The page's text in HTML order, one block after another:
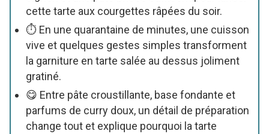
cette tarte aux courgettes râpées du soir.
⏱️ En une quarantaine de minutes, une cuisson
vive et quelques gestes simples transforment
la garniture en tarte salée au dessus joliment
gratiné.
😋 Entre pâte croustillante, base fondante et
parfums de curry doux, un détail de préparation
change tout et explique pourquoi la tarte